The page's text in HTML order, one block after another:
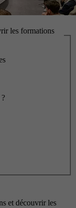
les formations
et découvrir les